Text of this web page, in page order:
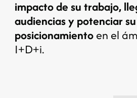
impacto de su trabajo,
audiencias y potenciar su
posicionamientoen el
I+D+i.